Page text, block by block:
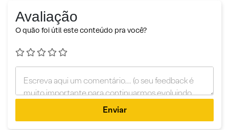
Avaliação
O quão foi útil este conteúdo pra você?
Enviar